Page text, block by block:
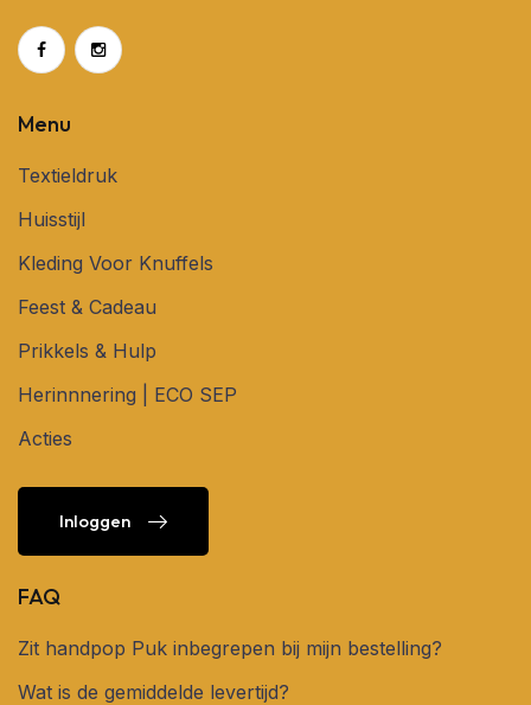
Menu
Textieldruk
Huisstijl
Kleding Voor Knuffels
Feest & Cadeau
Prikkels & Hulp
Herinnnering | ECO SEP
Acties
Inloggen
FAQ
Zit handpop Puk inbegrepen bij mijn bestelling?
Wat is de gemiddelde levertijd?